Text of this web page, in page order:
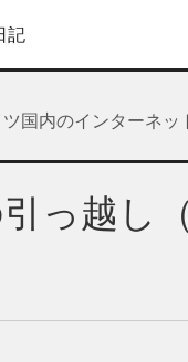
記
ツ国内のインターネ
っ越し